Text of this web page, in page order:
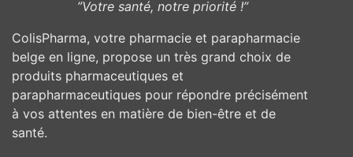
”Votre santé, notre priorité !”
ColisPharma, votre pharmacie et parapharmacie
belge en ligne, propose un très grand choix de
produits pharmaceutiques et
parapharmaceutiques pour répondre précisément
à vos attentes en matière de bien-être et de
santé.